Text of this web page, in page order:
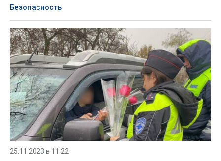
Безопасность
25.11.2023 в 11:22